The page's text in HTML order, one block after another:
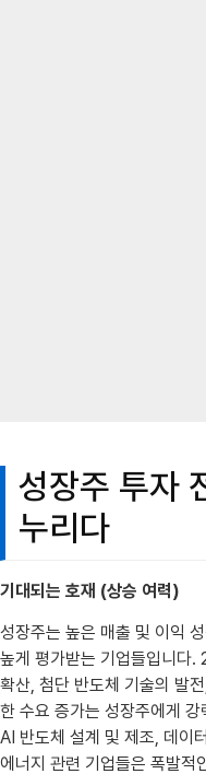
성장주 투자
누리다
기대되는 호재 (상승 여력)
성장주는 높은 매출 및 이익
높게 평가받는 기업들입니다
확산, 첨단 반도체 기술의 발
한 수요 증가는 성장주에게
AI 반도체 설계 및 제조, 데이
에너지 관련 기업들은 폭발적